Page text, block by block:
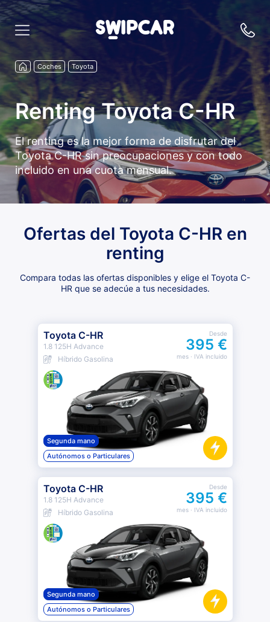
Coches Toyota
Renting Toyota C-HR
El renting es la mejor forma de disfrutar del
Toyota C-HR sin preocupaciones y con todo
incluido en una cuota mensual.
Ofertas del Toyota C-HR en
renting
Compara todas las ofertas disponibles y elige el Toyota C-
HR que se adecúe a tus necesidades.
Toyota C-HR
1.8 125H Advance
Híbrido Gasolina
Desde
395 €
mes· IVA incluido
Segunda mano
Autónomos o Particulares
Toyota C-HR
1.8 125H Advance
Híbrido Gasolina
Desde
395 €
mes· IVA incluido
Segunda mano
Autónomos o Particulares